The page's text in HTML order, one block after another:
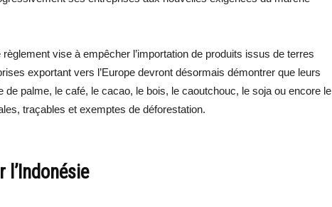
règlement vise à empêcher l’importation de produits issus de terres
exportant vers l’Europe devront désormais démontrer que leurs
de palme, le café, le cacao, le bois, le caoutchouc, le soja ou encore le
traçables et exemptes de déforestation.
l’Indonésie